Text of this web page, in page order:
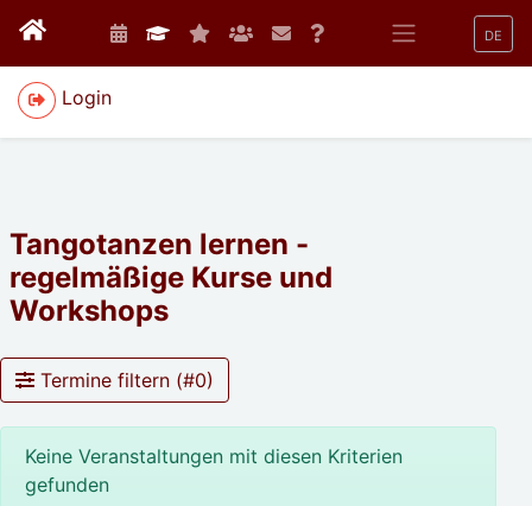
DE
Login
Tangotanzen lernen -
regelmäßige Kurse und
Workshops
Termine filtern (#0)
Keine Veranstaltungen mit diesen Kriterien
gefunden